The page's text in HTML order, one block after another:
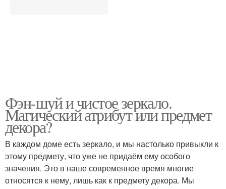
Фэн-шуй и чистое зеркало.
Магический атрибут или предмет
декора?
В каждом доме есть зеркало, и мы настолько привыкли к
этому предмету, что уже не придаём ему особого
значения. Это в наше современное время многие
относятся к нему, лишь как к предмету декора. Мы